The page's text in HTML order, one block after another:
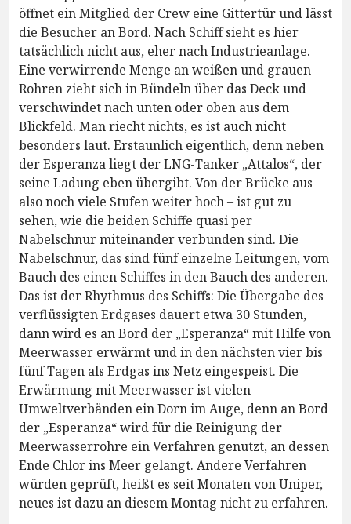
öffnet ein Mitglied der Crew eine Gittertür und lässt
die Besucher an Bord. Nach Schiff sieht es hier
tatsächlich nicht aus, eher nach Industrieanlage.
Eine verwirrende Menge an weißen und grauen
Rohren zieht sich in Bündeln über das Deck und
verschwindet nach unten oder oben aus dem
Blickfeld. Man riecht nichts, es ist auch nicht
besonders laut. Erstaunlich eigentlich, denn neben
der Esperanza liegt der LNG-Tanker „Attalos“, der
seine Ladung eben übergibt. Von der Brücke aus –
also noch viele Stufen weiter hoch – ist gut zu
sehen, wie die beiden Schiffe quasi per
Nabelschnur miteinander verbunden sind. Die
Nabelschnur, das sind fünf einzelne Leitungen, vom
Bauch des einen Schiffes in den Bauch des anderen.
Das ist der Rhythmus des Schiffs: Die Übergabe des
verflüssigten Erdgases dauert etwa 30 Stunden,
dann wird es an Bord der „Esperanza“ mit Hilfe von
Meerwasser erwärmt und in den nächsten vier bis
fünf Tagen als Erdgas ins Netz eingespeist. Die
Erwärmung mit Meerwasser ist vielen
Umweltverbänden ein Dorn im Auge, denn an Bord
der „Esperanza“ wird für die Reinigung der
Meerwasserrohre ein Verfahren genutzt, an dessen
Ende Chlor ins Meer gelangt. Andere Verfahren
würden geprüft, heißt es seit Monaten von Uniper,
neues ist dazu an diesem Montag nicht zu erfahren.